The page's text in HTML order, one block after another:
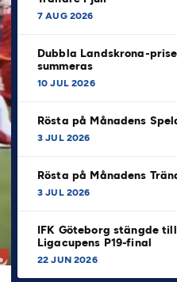
7 AUG 2026
Dubbla Landskrona-
summeras
10 JUL 2026
Rösta på Månadens
3 JUL 2026
Rösta på Månadens
3 JUL 2026
IFK Göteborg stängde
Ligacupens P19-final
22 JUN 2026